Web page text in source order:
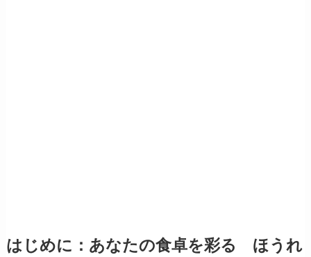
はじめに：あなたの食卓を彩る ほうれ